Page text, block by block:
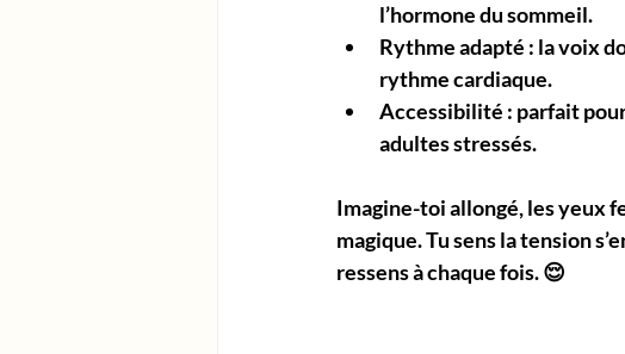
l’hormone du sommeil.
Rythme adapté : la voix
rythme cardiaque.
Accessibilité : parfait
adultes stressés.
Imagine-toi allongé, les yeux
magique. Tu sens la tension
ressens à chaque fois. 😌